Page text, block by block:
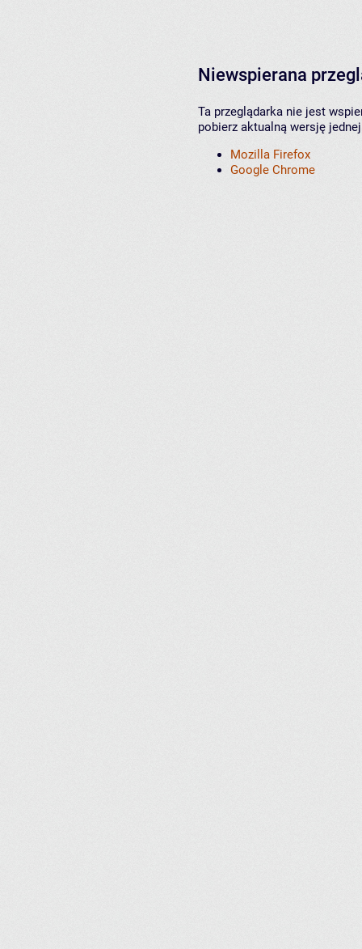
Niewspierana
Ta przeglądarka nie jest
pobierz aktualną wersję
Mozilla Firefox
Google Chrome